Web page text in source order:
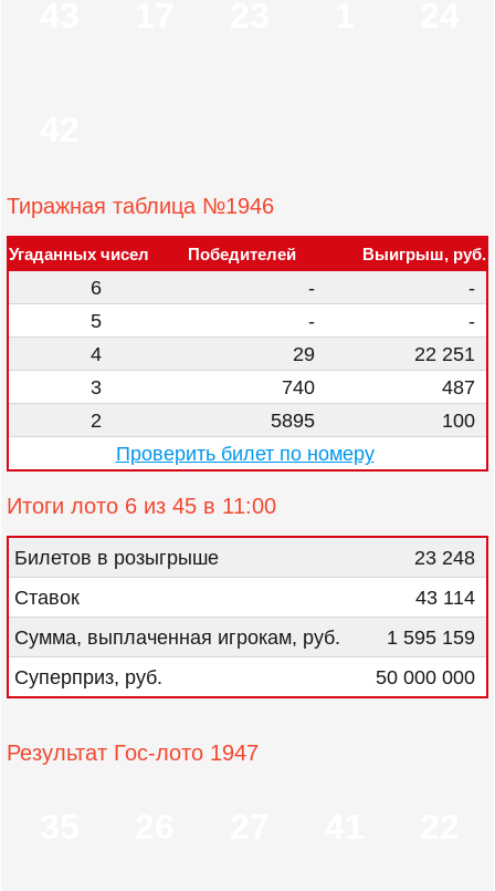
Тиражная таблица №1946
Угаданных чисел Победителей Выигрыш, руб.
6 -
-
5
-
-
4
29
22 251
3
740
487
2
5895
100
Проверить билет по номеру
Итоги лото 6 из 45 в 11:00
Билетов в розыгрыше
23 248
Ставок
43 114
Сумма, выплаченная игрокам, руб.
1 595 159
Суперприз, руб.
50 000 000
Результат Гос-лото 1947